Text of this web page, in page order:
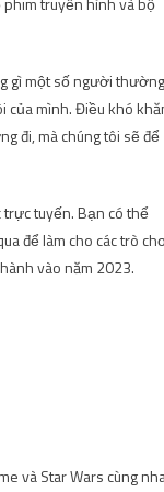
gì một số người thường
của mình. Điều khó
đi, mà chúng tôi sẽ để
tuyến. Bạn có thể
để làm cho các trò
vào năm 2023.
và Star Wars cùng